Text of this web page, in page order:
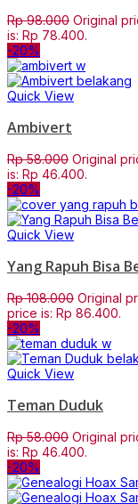
Rp98.000 Original
is: Rp 78.400.
-20%
Quick View
Ambivert
Rp58.000 Original
is: Rp 46.400.
-20%
Quick View
Yang Rapuh Bisa
Rp108.000 Original
price is: Rp 86.400.
-20%
Quick View
Teman Duduk
Rp58.000 Original
is: Rp 46.400.
-20%